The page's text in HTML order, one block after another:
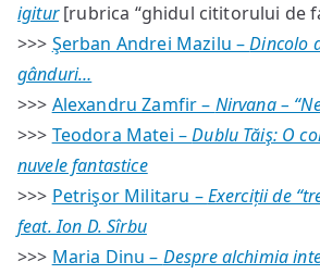
igitur[rubrica “ghidul cititorului de
>>> Şerban Andrei Mazilu –Dincolo
gânduri…
>>> Alexandru Zamfir – Nirvana –
>>> Teodora Matei –Dublu Tăiş: O
nuvele fantastice
>>> Petrişor Militaru –Exerciții de
feat. Ion D. Sîrbu
>>> Maria Dinu – Despre alchimia